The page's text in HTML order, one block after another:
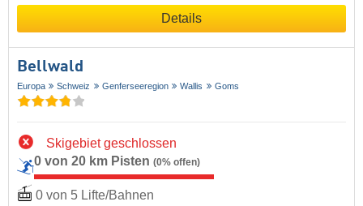
Details
Bellwald
Europa Schweiz Genferseeregion Wallis Goms
Skigebiet geschlossen
0 von 20 km Pisten (0% offen)
0 von 5 Lifte/Bahnen